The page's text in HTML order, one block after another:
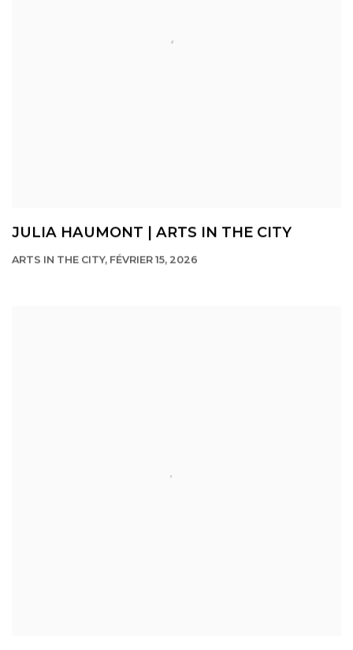
JULIA HAUMONT | ARTS IN THE CITY
ARTS IN THE CITY, FÉVRIER 15, 2026